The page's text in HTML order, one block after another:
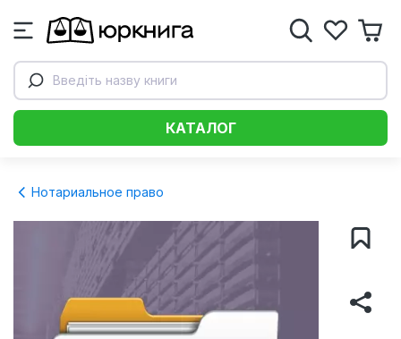
Введіть назву книги
КАТАЛОГ
Нотариальное право